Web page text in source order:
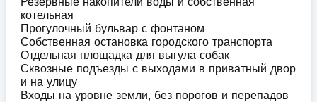
котельная
Прогулочный бульвар с фонтаном
Собственная остановка городского транспорта
Отдельная площадка для выгула собак
Сквозные подъезды с выходами в приватный двор
и на улицу
Входы на уровне земли, без порогов и перепадов